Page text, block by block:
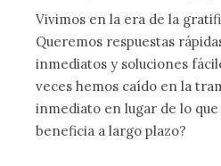
Vivimos en la era de la
Queremos respuestas
inmediatos y soluciones
veces hemos caído en la
inmediato en lugar de lo
beneficia a largo plazo?